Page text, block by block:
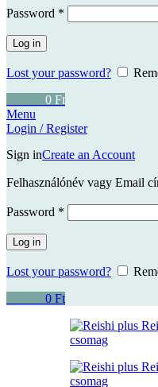
Password *
Log in
Lost your password?
0 Ft
Menu
Login / Register
Sign inCreate an Account
Felhasználónév vagy Email
Password *
Log in
Lost your password?
0 Ft